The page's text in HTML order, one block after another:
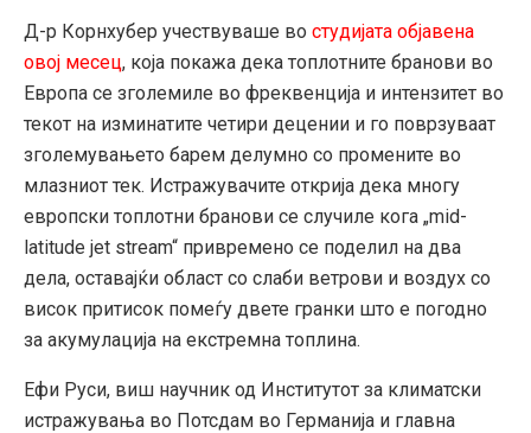
Д-р Корнхубер учествуваше во студијата објавена
овој месец, која покажа дека топлотните бранови во
Европа се зголемиле во фреквенција и интензитет во
текот на изминатите четири децении и го поврзуваат
зголемувањето барем делумно со промените во
млазниот тек. Истражувачите открија дека многу
европски топлотни бранови се случиле кога „mid-
latitude jet stream“ привремено се поделил на два
дела, оставајќи област со слаби ветрови и воздух со
висок притисок помеѓу двете гранки што е погодно
за акумулација на екстремна топлина.
Ефи Руси, виш научник од Институтот за климатски
истражувања во Потсдам во Германија и главнa